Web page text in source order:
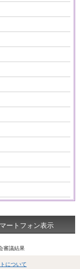
ートフォン表示
審議結果
について